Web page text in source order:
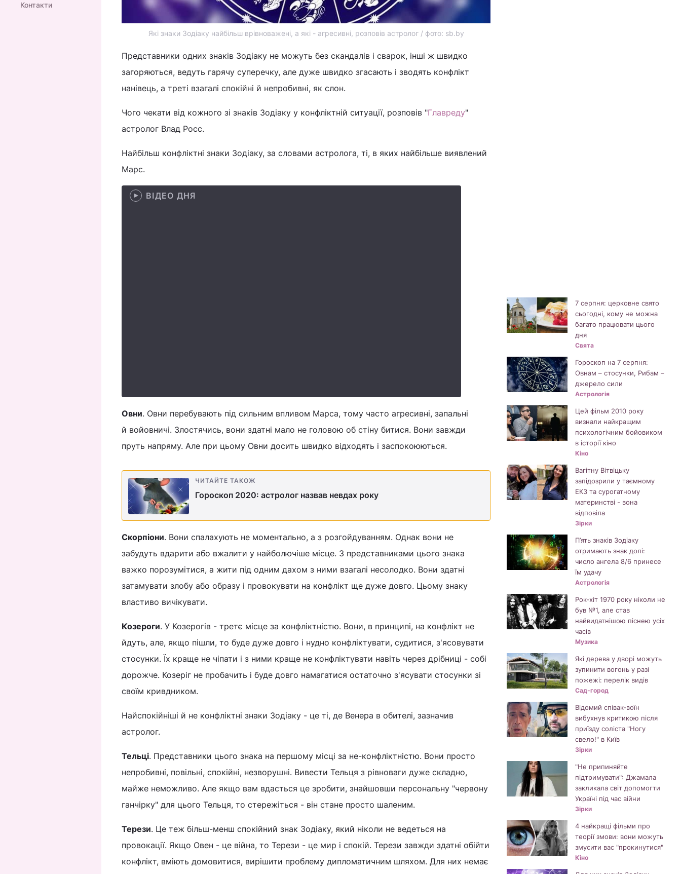
Контакти
Які знаки Зодіаку найбільш врівноважені, а які - агресивні, розповів астролог / фото: sb.by
Представники одних знаків Зодіаку не можуть без скандалів і сварок, інші ж швидко
загоряються, ведуть гарячу суперечку, але дуже швидко згасають і зводять конфлікт
нанівець, а треті взагалі спокійні й непробивні, як слон.
Чого чекати від кожного зі знаків Зодіаку у конфліктній ситуації, розповів "Главреду"
астролог Влад Росс.
Найбільш конфліктні знаки Зодіаку, за словами астролога, ті, в яких найбільше виявлений
Марс.
ВІДЕО ДНЯ
Овни. Овни перебувають під сильним впливом Марса, тому часто агресивні, запальні
й войовничі. Злостячись, вони здатні мало не головою об стіну битися. Вони завжди
пруть напряму. Але при цьому Овни досить швидко відходять і заспокоюються.
ЧИТАЙТЕ ТАКОЖ
Гороскоп 2020: астролог назвав невдах року
Скорпіони. Вони спалахують не моментально, а з розгойдуванням. Однак вони не
забудуть вдарити або вжалити у найболючіше місце. З представниками цього знака
важко порозумітися, а жити під одним дахом з ними взагалі несолодко. Вони здатні
затамувати злобу або образу і провокувати на конфлікт ще дуже довго. Цьому знаку
властиво вичікувати.
Козероги. У Козерогів - третє місце за конфліктністю. Вони, в принципі, на конфлікт не
йдуть, але, якщо пішли, то буде дуже довго і нудно конфліктувати, судитися, з'ясовувати
стосунки. Їх краще не чіпати і з ними краще не конфліктувати навіть через дрібниці - собі
дорожче. Козеріг не пробачить і буде довго намагатися остаточно з'ясувати стосунки зі
своїм кривдником.
Найспокійніші й не конфліктні знаки Зодіаку - це ті, де Венера в обителі, зазначив
астролог.
Тельці. Представники цього знака на першому місці за не-конфліктністю. Вони просто
непробивні, повільні, спокійні, незворушні. Вивести Тельця з рівноваги дуже складно,
майже неможливо. Але якщо вам вдасться це зробити, знайшовши персональну "червону
ганчірку" для цього Тельця, то стережіться - він стане просто шаленим.
Терези. Це теж більш-менш спокійний знак Зодіаку, який ніколи не ведеться на
провокації. Якщо Овен - це війна, то Терези - це мир і спокій. Терези завжди здатні обійти
конфлікт, вміють домовитися, вирішити проблему дипломатичним шляхом. Для них немає
7 серпня: церковне свято
сьогодні, кому не можна
багато працювати цього
дня
Свята
Гороскоп на 7 серпня:
Овнам – стосунки, Рибам –
джерело сили
Астрологія
Цей фільм 2010 року
визнали найкращим
психологічним бойовиком
в історії кіно
Кіно
Вагітну Вітвіцьку
запідозрили у таємному
ЕКЗ та сурогатному
материнстві - вона
відповіла
Зірки
П’ять знаків Зодіаку
отримають знак долі:
число ангела 8/6 принесе
їм удачу
Астрологія
Рок-хіт 1970 року ніколи не
був №1, але став
найвидатнішою піснею усіх
часів
Музика
Які дерева у дворі можуть
зупинити вогонь у разі
пожежі: перелік видів
Сад-город
Відомий співак-воїн
вибухнув критикою після
приїзду соліста "Ногу
свело!" в Київ
Зірки
"Не припиняйте
підтримувати": Джамала
закликала світ допомогти
Україні під час війни
Зірки
4 найкращі фільми про
теорії змови: вони можуть
змусити вас "прокинутися"
Кіно